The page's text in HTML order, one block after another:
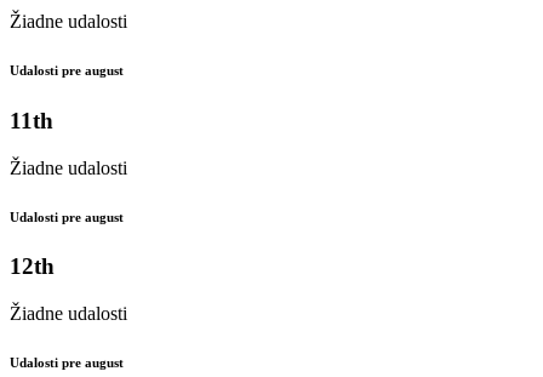
Žiadne udalosti
Udalosti pre august
11th
Žiadne udalosti
Udalosti pre august
12th
Žiadne udalosti
Udalosti pre august